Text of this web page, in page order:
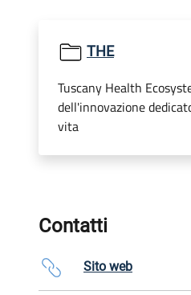
THE
Tuscany Health
dell'innovazione
vita
Contatti
Sito web